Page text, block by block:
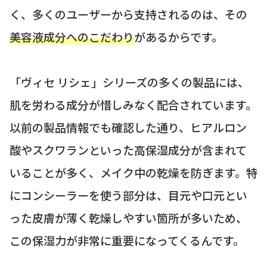
く、多くのユーザーから支持されるのは、その
美容液成分へのこだわりがあるからです。
「ヴィセ リシェ」シリーズの多くの製品には、
肌を労わる成分が惜しみなく配合されています。
以前の製品情報でも確認した通り、ヒアルロン
酸やスクワランといった高保湿成分が含まれて
いることが多く、メイク中の乾燥を防ぎます。特
にコンシーラーを使う部分は、目元や口元とい
った皮膚が薄く乾燥しやすい箇所が多いため、
この保湿力が非常に重要になってくるんです。